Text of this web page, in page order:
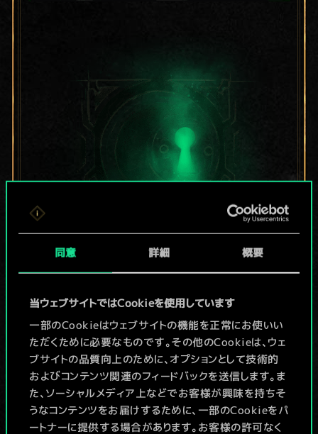
同意 詳細 概要
当ウェブサイトではCookieを使用しています
一部のCookieはウェブサイトの機能を正常にお使いい
ただくために必要なものです。その他のCookieは、ウェ
ブサイトの品質向上のために、オプションとして技術的
およびコンテンツ関連のフィードバックを送信します。ま
た、ソーシャルメディア上などでお客様が興味を持ちそ
うなコンテンツをお届けするために、一部のCookieをパ
ートナーに提供する場合があります。お客様の許可なく
現在はまだこれし
か共有デッキがあ
りませんが、
続々追加中！
デッキ名入力＆ガイドを作成